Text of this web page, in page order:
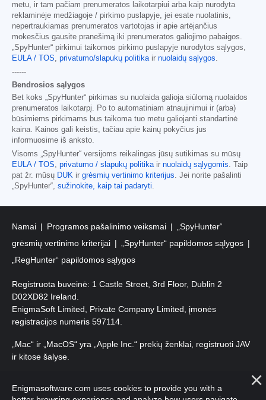
metu, ir tam pačiam prenumeratos laikotarpiui arba kaip nurodyta
reklaminėje medžiagoje / pirkimo puslapyje, jei esate nuolatinis,
nepertraukiamas prenumeratos vartotojas ir apie artėjančius
mokesčius gausite pranešimą iki prenumeratos galiojimo pabaigos.
„SpyHunter“ pirkimui taikomos pirkimo puslapyje nurodytos sąlygos,
EULA / TOS, privatumo/slapukų politikair nuolaidų sąlygos.
------
Bendrosios sąlygos
Bet koks „SpyHunter“ pirkimas su nuolaida galioja siūlomą nuolaidos
prenumeratos laikotarpį. Po to automatiniam atnaujinimui ir (arba)
būsimiems pirkimams bus taikoma tuo metu galiojanti standartinė
kaina. Kainos gali keistis, tačiau apie kainų pokyčius jus
informuosime iš anksto.
Visoms „SpyHunter“ versijoms reikalingas jūsų sutikimas su mūsų
EULA / TOS, privatumo / slapukų politikair nuolaidų sąlygomis. Taip
pat žr. mūsų DUK ir grėsmių vertinimo kriterijus. Jei norite pašalinti
„SpyHunter“, sužinokite, kaip tai padaryti.
Namai Programos pašalinimo veiksmai
„SpyHunter“
grėsmių vertinimo kriterijai
„SpyHunter“ papildomos sąlygos
„RegHunter“ papildomos sąlygos
Registruota buveinė: 1 Castle Street, 3rd Floor, Dublin 2
D02XD82 Ireland.
EnigmaSoft Limited, Private Company Limited, įmonės
registracijos numeris 597114.
„Mac“ ir „MacOS“ yra „Apple Inc.“ prekių ženklai, registruoti JAV
ir kitose šalyse.
saugomos.
Enigmasoftware.com uses cookies to provide you with a